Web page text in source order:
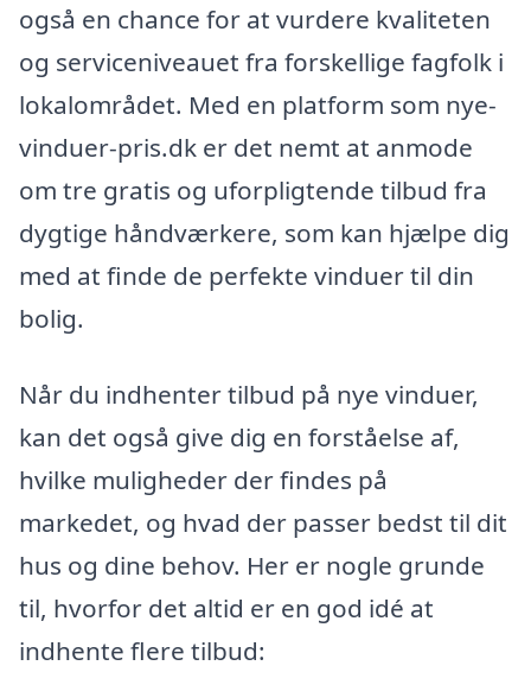
også en chance for at vurdere kvaliteten
og serviceniveauet fra forskellige fagfolk i
lokalområdet. Med en platform som nye-
vinduer-pris.dk er det nemt at anmode
om tre gratis og uforpligtende tilbud fra
dygtige håndværkere, som kan hjælpe dig
med at finde de perfekte vinduer til din
bolig.
Når du indhenter tilbud på nye vinduer,
kan det også give dig en forståelse af,
hvilke muligheder der findes på
markedet, og hvad der passer bedst til dit
hus og dine behov. Her er nogle grunde
til, hvorfor det altid er en god idé at
indhente flere tilbud: